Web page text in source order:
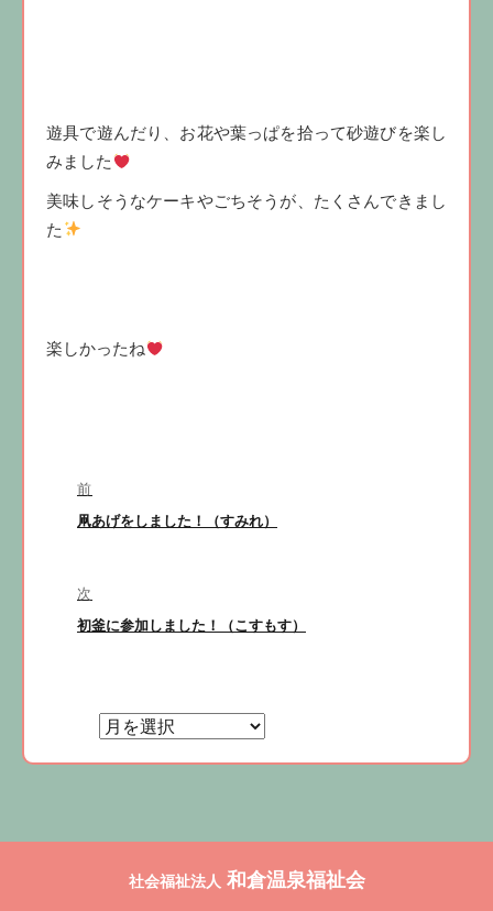
遊具で遊んだり、お花や葉っぱを拾って砂遊びを楽し
みました
美味しそうなケーキやごちそうが、たくさんできまし
た
楽しかったね
稿
ナ
ゲ
ー
前
前
稿:
凧あげをしました！（すみれ）
次
次
初釜に参加しました！（こすもす）
社会福祉法人 和倉温泉福祉会